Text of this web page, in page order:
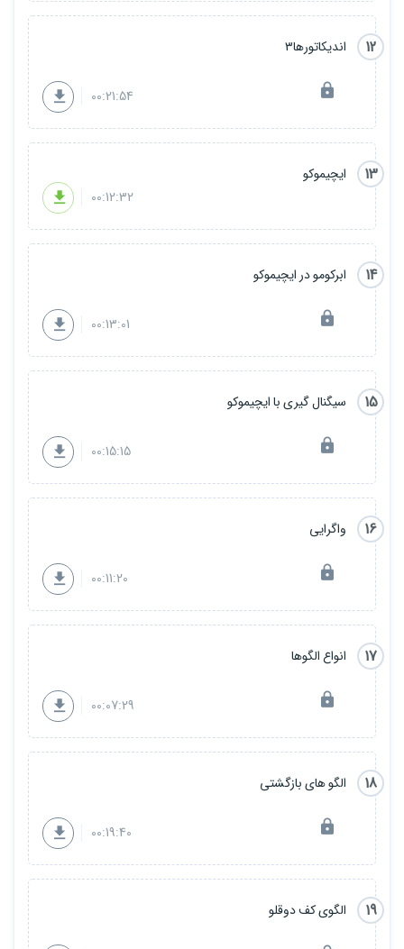
12 اندیکاتورها۳
00:21:54
13
ایچیموکو
00:12:32
14 ابرکومو در ایچیموکو
00:13:01
15 سیگنال گیری با ایچیموکو
00:15:15
16 واگرایی
00:11:20
17 انواع الگوها
00:07:29
18 الگو های بازگشتی
00:19:40
19 الگوی کف دوقلو